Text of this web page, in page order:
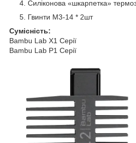
Силіконова «шкарпетка»
Гвинти M3-14 * 2шт
Сумісність:
Bambu Lab X1 Серії
Bambu Lab P1 Серії